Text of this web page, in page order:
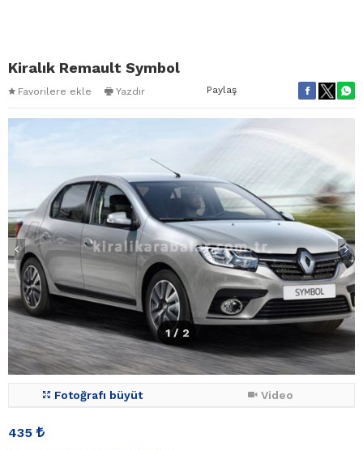
Kiralık Remault Symbol
Favorilere ekle Yazdır Paylaş
1/ 2
Fotoğrafı büyüt Video
435